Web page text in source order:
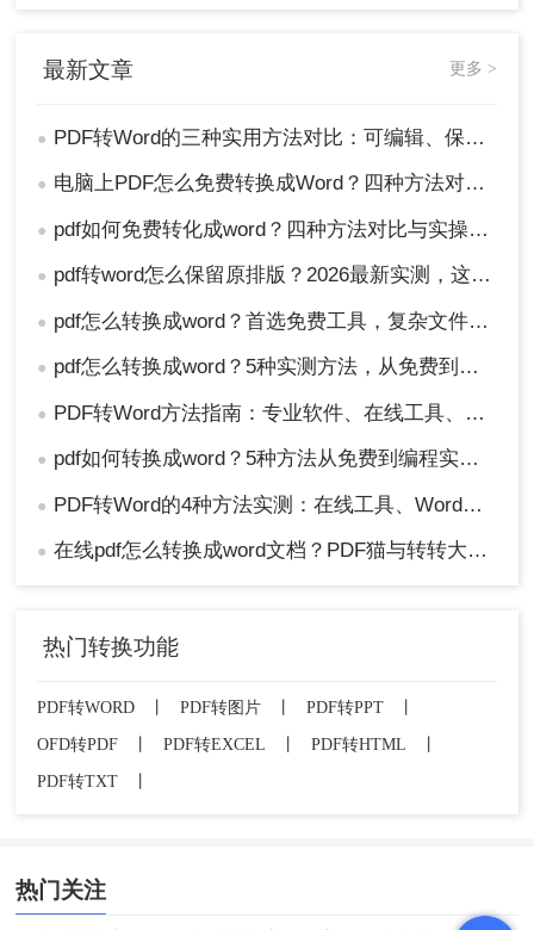
最新文章 更多 >
● PDF转Word的三种实用方法对比：可编辑、保格式、避风险！
● 电脑上PDF怎么免费转换成Word？四种方法对比与实操指南（附详细表格）!
● pdf如何免费转化成word？四种方法对比与实操指南（附详细表格）
● pdf转word怎么保留原排版？2026最新实测，这5种方法从免费到专业全搞定！
● pdf怎么转换成word？首选免费工具，复杂文件再上专业软件！
● pdf怎么转换成word？5种实测方法，从免费到专业全攻略！
● PDF转Word方法指南：专业软件、在线工具、Word内置与改后缀名4种方案对比！
● pdf如何转换成word？5种方法从免费到编程实测对比！
● PDF转Word的4种方法实测：在线工具、Word、Adobe与开源软件对比！！
● 在线pdf怎么转换成word文档？PDF猫与转转大师2种在线工具使用指南与功能对比！
热门转换功能
PDF转WORD PDF转图片 PDF转PPT
OFD转PDF
PDF转EXCEL PDF转HTML
PDF转TXT
热门关注